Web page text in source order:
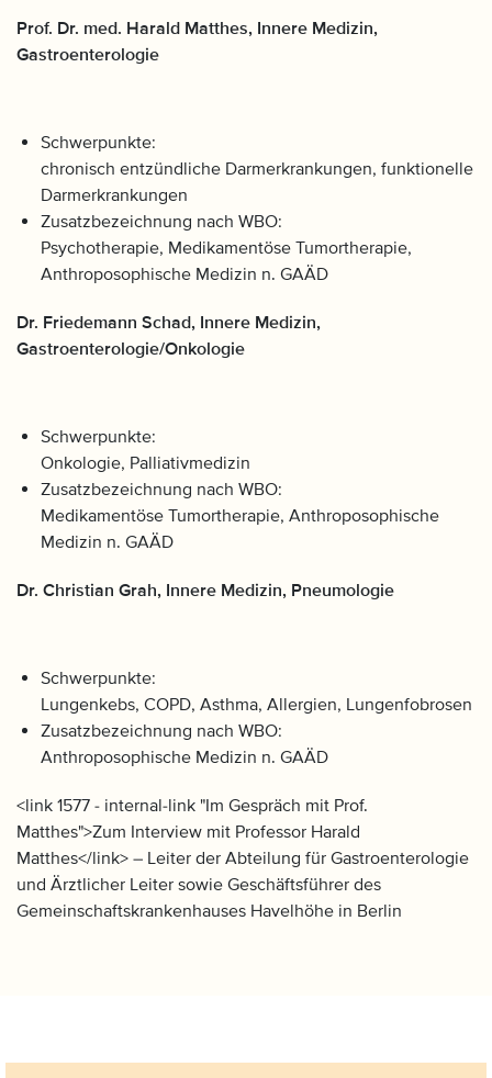
Prof. Dr. med. Harald Matthes, Innere Medizin,
Gastroenterologie
Schwerpunkte:
chronisch entzündliche Darmerkrankungen, funktionelle
Darmerkrankungen
Zusatzbezeichnung nach WBO:
Psychotherapie, Medikamentöse Tumortherapie,
Anthroposophische Medizin n. GAÄD
Dr. Friedemann Schad, Innere Medizin,
Gastroenterologie/Onkologie
Schwerpunkte:
Onkologie, Palliativmedizin
Zusatzbezeichnung nach WBO:
Medikamentöse Tumortherapie, Anthroposophische
Medizin n. GAÄD
Dr. Christian Grah, Innere Medizin, Pneumologie
Schwerpunkte:
Lungenkebs, COPD, Asthma, Allergien, Lungenfobrosen
Zusatzbezeichnung nach WBO:
Anthroposophische Medizin n. GAÄD
<link 1577 - internal-link "Im Gespräch mit Prof.
Matthes">Zum Interview mit Professor Harald
Matthes</link> – Leiter der Abteilung für Gastroenterologie
und Ärztlicher Leiter sowie Geschäftsführer des
Gemeinschaftskrankenhauses Havelhöhe in Berlin